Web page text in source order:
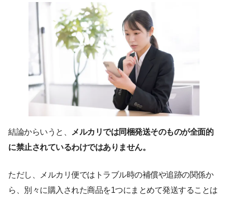
結論からいうと、
メルカリでは同梱発送そのものが全面的
に禁止されているわけではありません。
ただし、メルカリ便ではトラブル時の補償や追跡の関係か
ら、別々に購入された商品を1つにまとめて発送することは